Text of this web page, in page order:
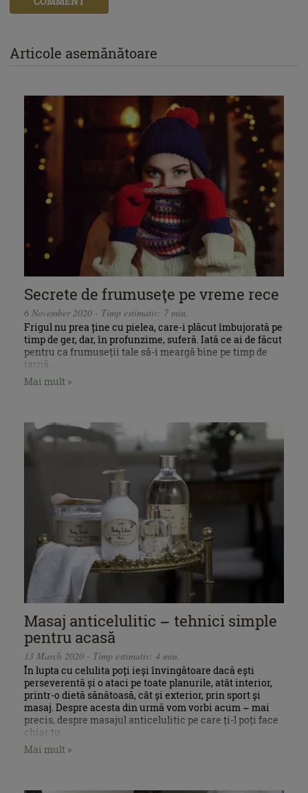
Articole asemănătoare
Secrete de frumuseţe pe vreme rece
6 November 2020 - Timp estimativ: 7 min.
Frigul nu prea ține cu pielea, care-i plăcut îmbujorată pe
timp de ger, dar, în profunzime, suferă. Iată ce ai de făcut
pentru ca frumuseţii tale să-i meargă bine pe timp de
iarnă.
Mai mult »
Masaj anticelulitic – tehnici simple
pentru acasă
13 March 2020 - Timp estimativ: 4 min.
În lupta cu celulita poți ieși învingătoare dacă ești
perseverentă și o ataci pe toate planurile, atât interior,
printr-o dietă sănătoasă, cât și exterior, prin sport și
masaj. Despre acesta din urmă vom vorbi acum – mai
precis, despre masajul anticelulitic pe care ți-l poți face
chiar tu.
Mai mult »